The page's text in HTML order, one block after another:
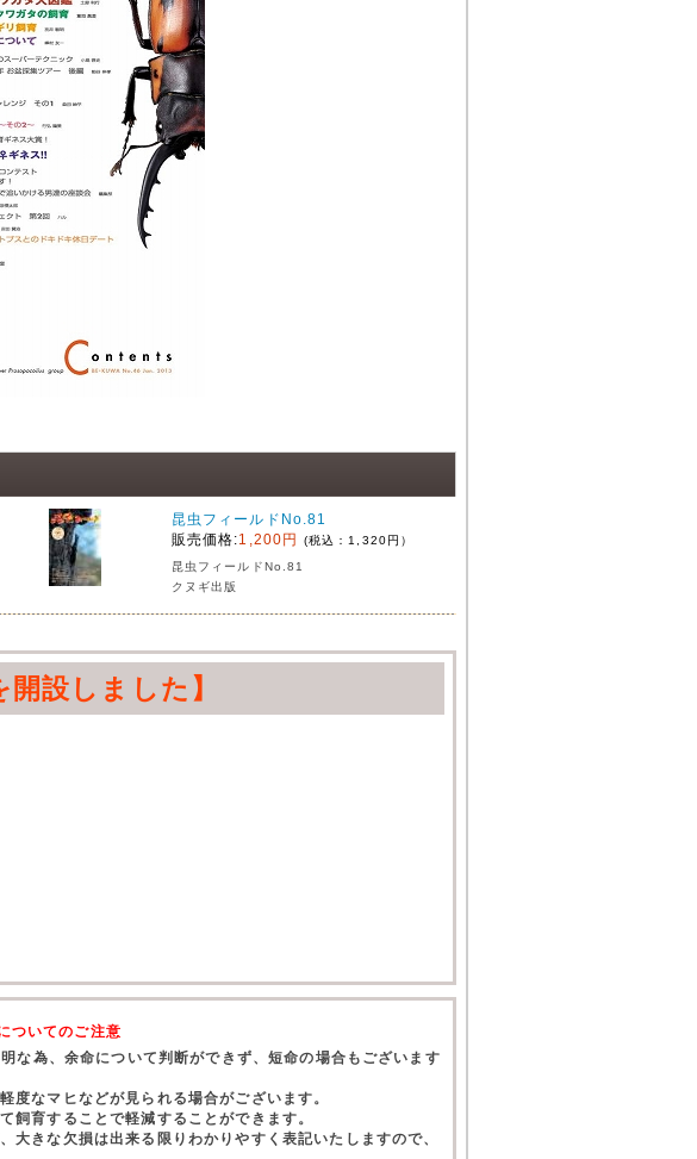
昆虫フィールドNo.81
販売価格:1,200円
(税込：1,320円）
昆虫フィールドNo.81
クヌギ出版
開設しました】
ついてのご注意
な為、余命について判断ができず、短命の場合もございます
度なマヒなどが見られる場合がございます。
飼育することで軽減することができます。
きな欠損は出来る限りわかりやすく表記いたしますので、